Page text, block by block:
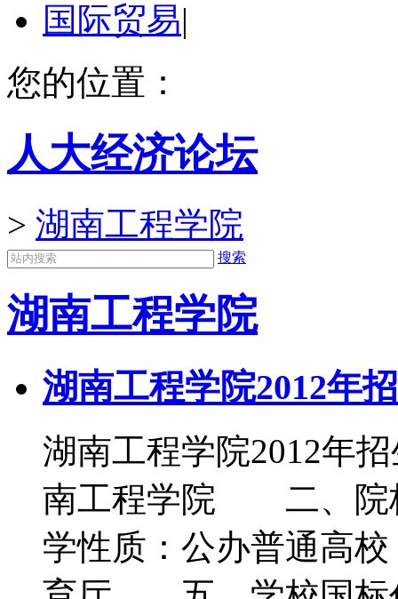
国际贸易|
您的位置：
人大经济论坛
> 湖南工程学院
搜索
湖南工程学院
湖南工程学院2012年
湖南工程学院2012
南工程学院 二、院
学性质：公办普通高